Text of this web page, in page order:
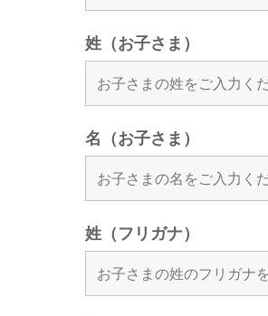
姓（お子さま）
名（お子さま）
姓（フリガナ）